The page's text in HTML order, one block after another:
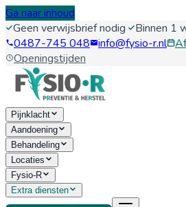
Ga naar inhoud
Geen verwijsbrief nodig· Binnen 1
0487-745 048 info@fysio-r.nl
Openingstijden
Pijnklacht
Aandoening
Behandeling
Locaties
Fysio-R
Extra diensten